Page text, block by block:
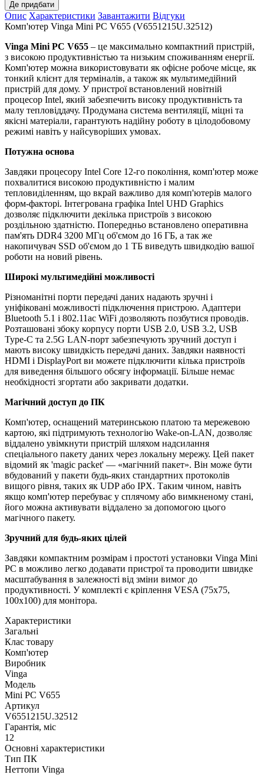
Де придбати
Опис Характеристики Завантажити Відгуки
Комп'ютер Vinga Mini PC V655 (V6551215U.32512)
Vinga Mini PC V655 – це максимально компактний пристрій,
з високою продуктивністью та низьким споживанням енергії.
Комп'ютер можна використовувати як офісне робоче місце, як
тонкий клієнт для терміналів, а також як мультимедійний
пристрій для дому. У пристрої встановлений новітній
процесор Intel, який забезпечить високу продуктивність та
малу тепловіддачу. Продумана система вентиляції, міцні та
якісні матеріали, гарантують надійну роботу в цілодобовому
режимі навіть у найсуворіших умовах.
Потужна основа
Завдяки процесору Intel Core 12-го покоління, комп'ютер може
похвалитися високою продуктивністю і малим
тепловиділенням, що вкрай важливо для комп'ютерів малого
форм-факторі. Інтегрована графіка Intel UHD Graphics
дозволяє підключити декілька пристроїв з високою
роздільною здатністю. Попередньо встановлено оперативна
пам'ять DDR4 3200 МГц об'ємом до 16 ГБ, а так же
накопичувач SSD об'ємом до 1 ТБ виведуть швидкодію вашої
роботи на новий рівень.
Широкі мультимедійні можливості
Різноманітні порти передачі даних надають зручні і
уніфіковані можливості підключення пристрою. Адаптери
Bluetooth 5.1 і 802.11ac WiFi дозволяють позбутися проводів.
Розташовані збоку корпусу порти USB 2.0, USB 3.2, USB
Type-C та 2.5G LAN-порт забезпечують зручний доступ і
мають високу швидкість передачі даних. Завдяки наявності
HDMI і DisplayPort ви можете підключити кілька пристроїв
для виведення більшого обсягу інформації. Більше немає
необхідності згортати або закривати додатки.
Магічний доступ до ПК
Комп'ютер, оснащений материнською платою та мережевою
картою, які підтримують технологію Wake-on-LAN, дозволяє
віддалено увімкнути пристрій шляхом надсилання
спеціального пакету даних через локальну мережу. Цей пакет
відомий як 'magic packet' — «магічний пакет». Він може бути
вбудований у пакети будь-яких стандартних протоколів
вищого рівня, таких як UDP або IPX. Таким чином, навіть
якщо комп'ютер перебуває у сплячому або вимкненому стані,
його можна активувати віддалено за допомогою цього
магічного пакету.
Зручний для будь-яких цілей
Завдяки компактним розмірам і простоті установки Vinga Mini
PC в можливо легко додавати пристрої та проводити швидке
масштабування в залежності від зміни вимог до
продуктивності. У комплекті є кріплення VESA (75х75,
100х100) для монітора.
Характеристики
Загальні
Клас товару
Комп'ютер
Виробник
Vinga
Модель
Mini PC V655
Артикул
V6551215U.32512
Гарантія, міс
12
Основні характеристики
Тип ПК
Неттопи Vinga